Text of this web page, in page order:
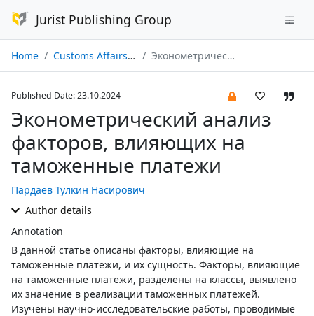
Jurist Publishing Group
Home Customs Affairs № 04/2024 Эконометрический анализ факторов, влияющих на таможенные платежи
Published Date: 23.10.2024
Эконометрический анализ
факторов, влияющих на
таможенные платежи
Пардаев Тулкин Насирович
Author details
Annotation
В данной статье описаны факторы, влияющие на
таможенные платежи, и их сущность. Факторы, влияющие
на таможенные платежи, разделены на классы, выявлено
их значение в реализации таможенных платежей.
Изучены научно-исследовательские работы, проводимые